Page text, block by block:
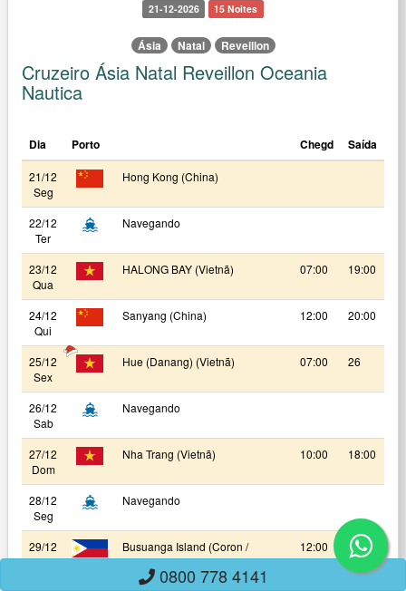
21-12-2026 15 Noites
Ásia Natal Reveillon
Cruzeiro Ásia Natal Reveillon Oceania
Nautica
Dia Porto Chegd Saída
21/12
Seg
Hong Kong (China)
22/12
Ter
Navegando
23/12
Qua
HALONG BAY (Vietnã) 07:00 19:00
24/12
Qui
Sanyang (China) 12:00 20:00
25/12
Sex
Hue (Danang) (Vietnã) 07:00 26
26/12
Sab
Navegando
27/12
Dom
Nha Trang (Vietnã) 10:00 18:00
28/12
Seg
Navegando
29/12
Ter
Busuanga Island (Coron /
Filipinas)
12:00 20:00
0800 778 4141